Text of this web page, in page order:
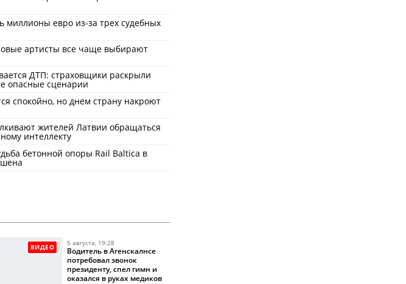
миллионы евро из-за трех судебных
артисты все чаще выбирают
ДТП: страховщики раскрыли
опасные сценарии
спокойно, но днем страну накроют
жителей Латвии обращаться
интеллекту
бетонной опоры Rail Baltica в
ВИДЕО 5 августа, 19:28
Водитель в Агенскалнсе
потребовал звонок
президенту, спел гимн и
оказался в руках медиков